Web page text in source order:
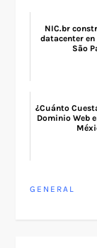
NIC.br
datacenter en
São
¿Cuánto
Dominio Web
GENERAL